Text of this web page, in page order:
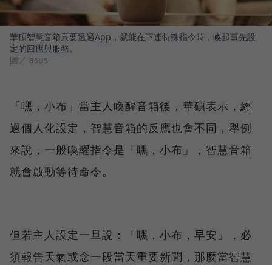
華碩智慧音箱只要透過App，就能在下達特殊指令時，喚起事先設
定的回應與服務。
圖／ asus
「嘿，小布」當主人喚醒音箱後，華碩表示，經
過個人化設定，智慧音箱的反應也會不同，舉例
來說，一般喚醒指令是「嘿，小布」，智慧音箱
就會啟動等待命令。
但若主人設定一旦說：「嘿，小布，早安」，必
須報告天氣或念一段當天重要新聞，那麼當智慧